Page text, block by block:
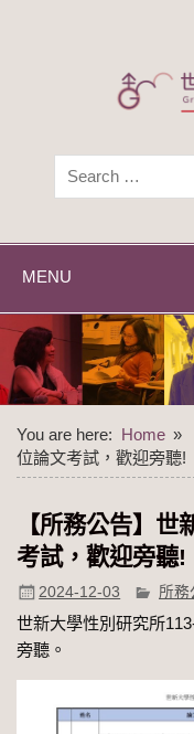
世新大學性別研究所
MENU
You are here: Home
位論文考試，歡迎旁聽!
【所務公告】
考試，歡迎旁聽!
2024-12-03 所務
世新大學性別研究所
旁聽。